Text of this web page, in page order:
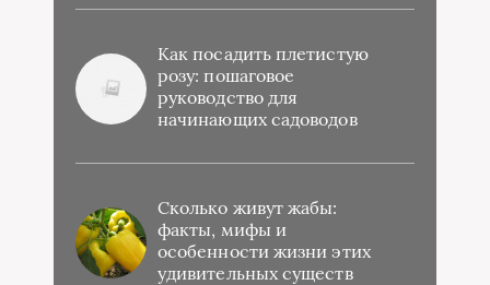
Как посадить плетистую
розу: пошаговое
руководство для
начинающих садоводов
Сколько живут жабы:
факты, мифы и
особенности жизни этих
удивительных существ